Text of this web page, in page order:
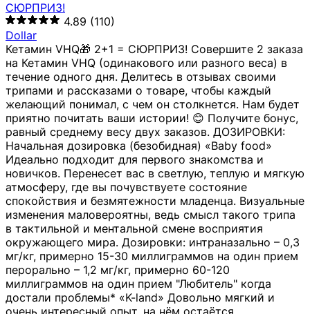
СЮРПРИЗ!
4.89 (110)
Dollar
Кетамин VHQ🎁 2+1 = СЮРПРИЗ! Совершите 2 заказа
на Кетамин VHQ (одинакового или разного веса) в
течение одного дня. Делитесь в отзывах своими
трипами и рассказами о товаре, чтобы каждый
желающий понимал, с чем он столкнется. Нам будет
приятно почитать ваши истории! 😊 Получите бонус,
равный среднему весу двух заказов. ДОЗИРОВКИ:
Начальная дозировка (безобидная) «Baby food»
Идеально подходит для первого знакомства и
новичков. Перенесет вас в светлую, теплую и мягкую
атмосферу, где вы почувствуете состояние
спокойствия и безмятежности младенца. Визуальные
изменения маловероятны, ведь смысл такого трипа
в тактильной и ментальной смене восприятия
окружающего мира. Дозировки: интраназально – 0,3
мг/кг, примерно 15-30 миллиграммов на один прием
перорально – 1,2 мг/кг, примерно 60-120
миллиграммов на один прием "Любитель" когда
достали проблемы* «K-land» Довольно мягкий и
очень интересный опыт, на нём остаётся